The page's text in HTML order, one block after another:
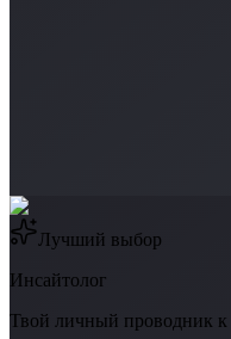
Лучший выбор
Инсайтолог
Твой личный проводник к